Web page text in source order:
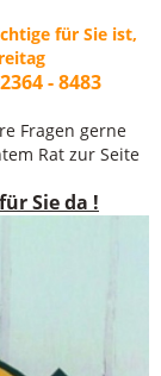
für Sie ist,
- 8483
Fragen gerne
Rat zur Seite
Sie da !